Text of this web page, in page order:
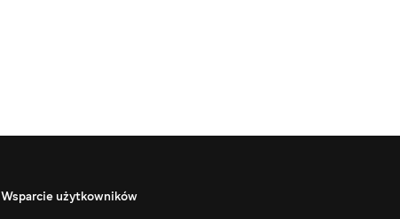
Wsparcie użytkowników